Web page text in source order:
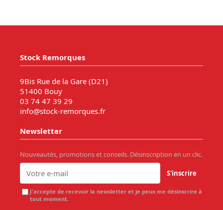
Stock Remorques
9Bis Rue de la Gare (D21)
51400 Bouy
03 74 47 39 29
info@stock-remorques.fr
Newsletter
Nouveautés, promotions et conseils. Désinscription en un clic.
S'inscrire
J'accepte de recevoir la newsletter et je peux me désinscrire à
tout moment.